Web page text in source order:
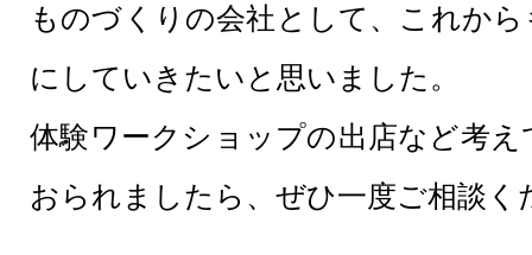
ものづくりの会社として、これか
にしていきたいと思いました。
体験ワークショップの出店など考
おられましたら、ぜひ一度ご相談く